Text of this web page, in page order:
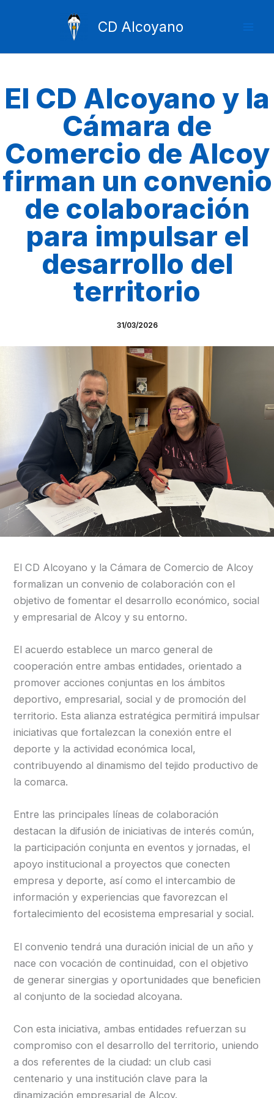
CD Alcoyano
El CD Alcoyano y la
Cámara de
Comercio de Alcoy
firman un convenio
de colaboración
para impulsar el
desarrollo del
territorio
31/03/2026
El CD Alcoyano y la Cámara de Comercio de Alcoy
formalizan un convenio de colaboración con el
objetivo de fomentar el desarrollo económico, social
y empresarial de Alcoy y su entorno.
El acuerdo establece un marco general de
cooperación entre ambas entidades, orientado a
promover acciones conjuntas en los ámbitos
deportivo, empresarial, social y de promoción del
territorio. Esta alianza estratégica permitirá impulsar
iniciativas que fortalezcan la conexión entre el
deporte y la actividad económica local,
contribuyendo al dinamismo del tejido productivo de
la comarca.
Entre las principales líneas de colaboración
destacan la difusión de iniciativas de interés común,
la participación conjunta en eventos y jornadas, el
apoyo institucional a proyectos que conecten
empresa y deporte, así como el intercambio de
información y experiencias que favorezcan el
fortalecimiento del ecosistema empresarial y social.
El convenio tendrá una duración inicial de un año y
nace con vocación de continuidad, con el objetivo
de generar sinergias y oportunidades que beneficien
al conjunto de la sociedad alcoyana.
Con esta iniciativa, ambas entidades refuerzan su
compromiso con el desarrollo del territorio, uniendo
a dos referentes de la ciudad: un club casi
centenario y una institución clave para la
dinamización empresarial de Alcoy.